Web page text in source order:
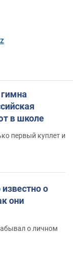
в школе
первый куплет и
о
они
о личном